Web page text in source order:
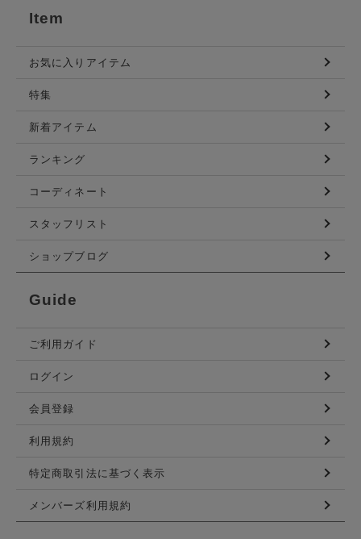
Item
お気に入りアイテム
特集
新着アイテム
ランキング
コーディネート
スタッフリスト
ショップブログ
Guide
ご利用ガイド
ログイン
会員登録
利用規約
特定商取引法に基づく表示
メンバーズ利用規約